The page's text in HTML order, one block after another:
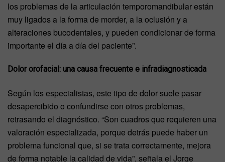
los problemas de la articulación temporomandibular están
muy ligados a la forma de morder, a la oclusión y a
alteraciones bucodentales, y pueden condicionar de forma
importante el día a día del paciente”.
Dolor orofacial: una causa frecuente e infradiagnosticada
Según los especialistas, este tipo de dolor suele pasar
desapercibido o confundirse con otros problemas,
retrasando el diagnóstico. “Son cuadros que requieren una
valoración especializada, porque detrás puede haber un
problema funcional que, si se trata correctamente, mejora
de forma notable la calidad de vida”, señala el Jorge